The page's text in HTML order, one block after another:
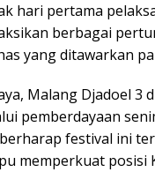
hari pertama
berbagai
yang ditawarkan
Malang Djadoel
pemberdayaan
festival ini
memperkuat posisi